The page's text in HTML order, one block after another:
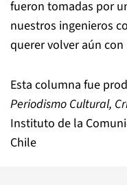
fueron tomadas por
nuestros ingenieros
querer volver aún con
Esta columna fue
Periodismo Cultural,
Instituto de la
Chile